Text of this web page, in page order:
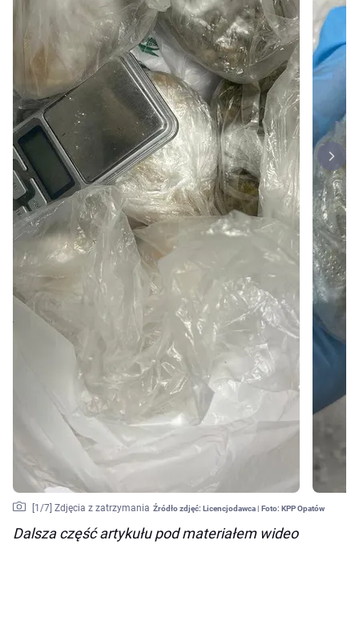
1 /7] Zdjęcia z zatrzymania Źródło zdjęć: Licencjodawca | Foto: KPP Opatów
Dalsza część artykułu pod materiałem wideo